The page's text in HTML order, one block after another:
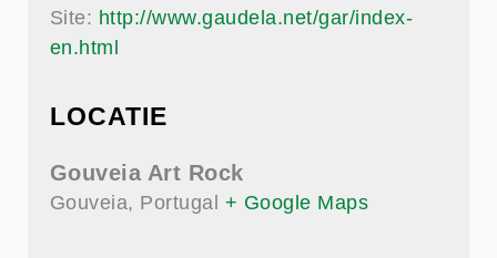
Site: http://www.gaudela.net/gar/index-
en.html
LOCATIE
Gouveia Art Rock
Gouveia, Portugal + Google Maps